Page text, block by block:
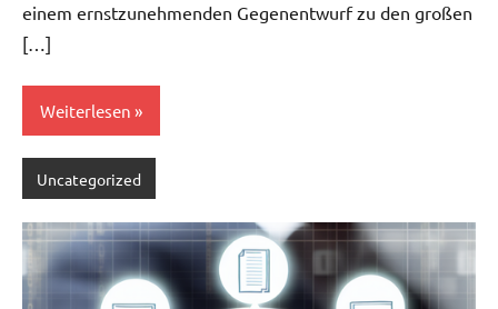
einem ernstzunehmenden Gegenentwurf zu den großen
[…]
Weiterlesen
Uncategorized